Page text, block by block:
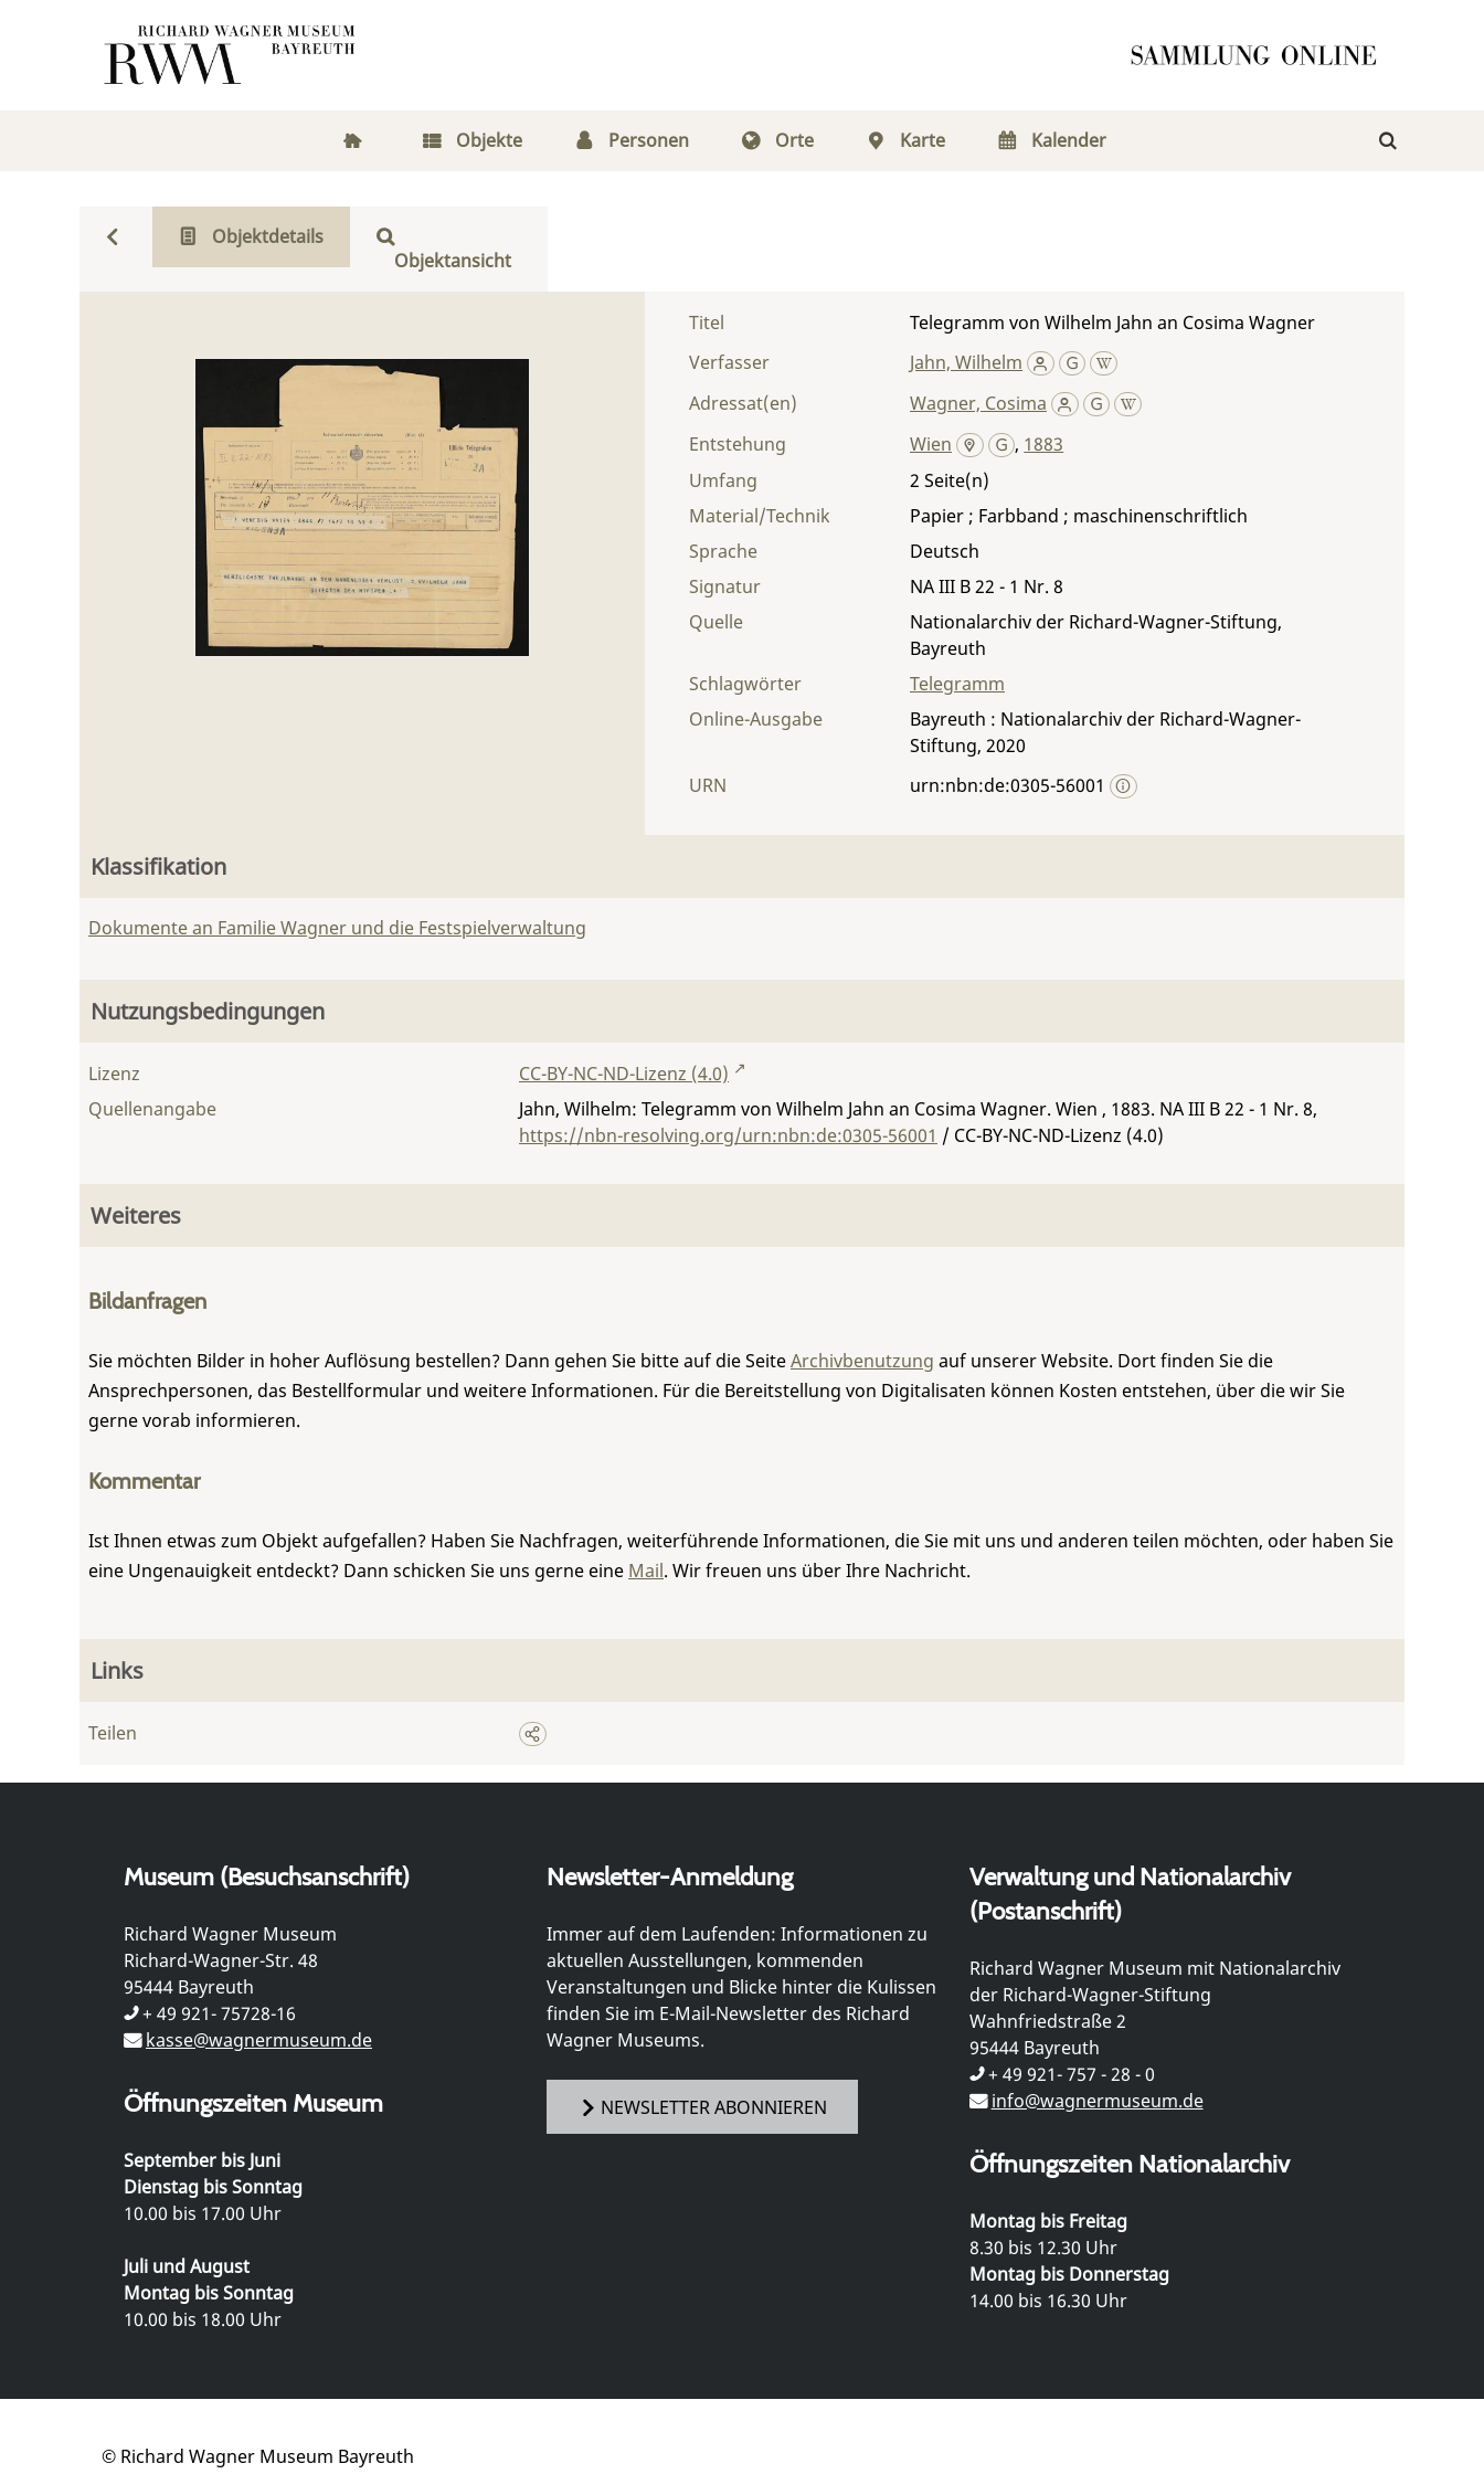
Objekte Personen Orte Karte Kalender
Objektdetails
Objektansicht
Titel
Telegramm von Wilhelm Jahn an Cosima Wagner
Verfasser
Jahn, Wilhelm
Adressat(en)
Wagner, Cosima
Entstehung
Wien , 1883
Umfang
2
Material/Technik
Papier ; Farbband ; maschinenschriftlich
Sprache
Deutsch
Signatur
NA III B 22 - 1 Nr. 8
Quelle
Nationalarchiv der Richard-Wagner-Stiftung,
Bayreuth
Schlagwörter
Telegramm
Online-Ausgabe
Bayreuth : Nationalarchiv der Richard-Wagner-
Stiftung, 2020
URN
urn:nbn:de:0305-56001
Klassifikation
Dokumente an Familie Wagner und die Festspielverwaltung
Nutzungsbedingungen
Lizenz
CC-BY-NC-ND-Lizenz (4.0)
Quellenangabe
Jahn, Wilhelm: Telegramm von Wilhelm Jahn an Cosima Wagner. Wien , 1883. NA III B 22 - 1 Nr. 8,
https://nbn-resolving.org/urn:nbn:de:0305-56001 / CC-BY-NC-ND-Lizenz (4.0)
Weiteres
Bildanfragen
Sie möchten Bilder in hoher Auflösung bestellen? Dann gehen Sie bitte auf die SeiteArchivbenutzung auf unserer Website. Dort finden Sie die
Ansprechpersonen, das Bestellformular und weitere Informationen. Für die Bereitstellung von Digitalisaten können Kosten entstehen, über die wir Sie
gerne vorab informieren.
Kommentar
Ist Ihnen etwas zum Objekt aufgefallen? Haben Sie Nachfragen, weiterführende Informationen, die Sie mit uns und anderen teilen möchten, oder haben Sie
eine Ungenauigkeit entdeckt? Dann schicken Sie uns gerne eine Mail. Wir freuen uns über Ihre Nachricht.
Links
Teilen
Museum (Besuchsanschrift)
Richard Wagner Museum
Richard-Wagner-Str. 48
95444 Bayreuth
+ 49 921- 75728-16
kasse@wagnermuseum.de
Öffnungszeiten Museum
September bis Juni
Dienstag bis Sonntag
10.00 bis 17.00 Uhr
Juli und August
Montag bis Sonntag
10.00 bis 18.00 Uhr
Newsletter-Anmeldung
Immer auf dem Laufenden: Informationen zu
aktuellen Ausstellungen, kommenden
Veranstaltungen und Blicke hinter die Kulissen
finden Sie im E-Mail-Newsletter des Richard
Wagner Museums.
NEWSLETTER ABONNIEREN
Verwaltung und Nationalarchiv
(Postanschrift)
Richard Wagner Museum mit Nationalarchiv
der Richard-Wagner-Stiftung
Wahnfriedstraße 2
95444 Bayreuth
+ 49 921- 757 - 28 - 0
info@wagnermuseum.de
Öffnungszeiten Nationalarchiv
Montag bis Freitag
8.30 bis 12.30 Uhr
Montag bis Donnerstag
14.00 bis 16.30 Uhr
© Richard Wagner Museum Bayreuth